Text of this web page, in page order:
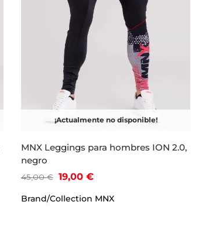
¡Actualmente no disponible!
MNX Leggings para hombres ION 2.0,
negro
45,00€ 19,00€
Brand/Collection MNX